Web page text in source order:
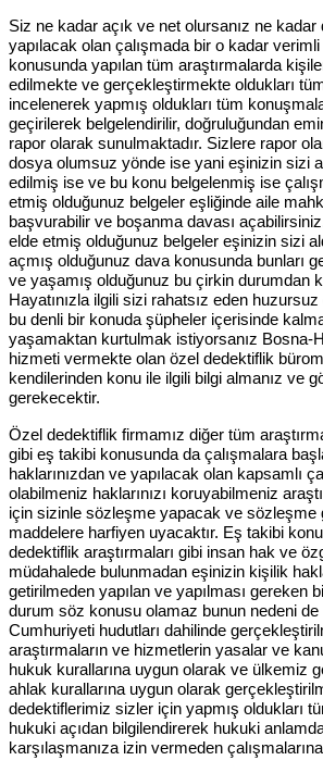
Siz ne kadar açık ve net olursanız ne kadar
yapılacak olan çalışmada bir o kadar
konusunda yapılan tüm araştırmalarda
edilmekte ve gerçekleştirmekte oldukları
incelenerek yapmış oldukları tüm
geçirilerek belgelendirilir, doğruluğundan
rapor olarak sunulmaktadır. Sizlere rapor
dosya olumsuz yönde ise yani eşinizin sizi
edilmiş ise ve bu konu belgelenmiş ise
etmiş olduğunuz belgeler eşliğinde aile
başvurabilir ve boşanma davası
elde etmiş olduğunuz belgeler eşinizin sizi
açmış olduğunuz dava konusunda bunları
ve yaşamış olduğunuz bu çirkin durumdan
Hayatınızla ilgili sizi rahatsız eden
bu denli bir konuda şüpheler içerisinde
yaşamaktan kurtulmak istiyorsanız Bosna-
hizmeti vermekte olan özel dedektiflik
kendilerinden konu ile ilgili bilgi almanız ve
gerekecektir.
Özel dedektiflik firmamız diğer tüm
gibi eş takibi konusunda da çalışmalara
haklarınızdan ve yapılacak olan kapsamlı
olabilmeniz haklarınızı koruyabilmeniz
için sizinle sözleşme yapacak ve sözleşme
maddelere harfiyen uyacaktır. Eş takibi
dedektiflik araştırmaları gibi insan hak ve
müdahalede bulunmadan eşinizin kişilik
getirilmeden yapılan ve yapılması gereken
durum söz konusu olamaz bunun nedeni
Cumhuriyeti hudutları dahilinde
araştırmaların ve hizmetlerin yasalar ve
hukuk kurallarına uygun olarak ve ülkemiz
ahlak kurallarına uygun olarak
dedektiflerimiz sizler için yapmış oldukları
hukuki açıdan bilgilendirerek hukuki
karşılaşmanıza izin vermeden